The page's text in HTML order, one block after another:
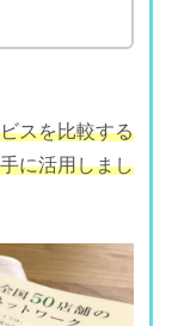
スを比較する
に活用しまし